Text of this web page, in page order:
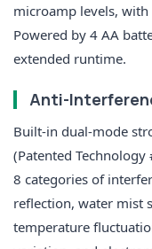
microamp levels,
Powered by 4 AA
extended runtime.
Anti-
Built-in dual-mode
(Patented
8 categories of
reflection, water mist
temperature